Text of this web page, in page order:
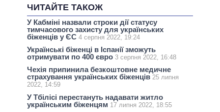
ЧИТАЙТЕ ТАКОЖ
У Кабміні назвали строки дії статусу
тимчасового захисту для українських
біженців у ЄС 4 серпня 2022, 19:24
Українські біженці в Іспанії зможуть
отримувати по 400 євро 3 серпня 2022, 16:48
Чехія припинила безкоштовне медичне
страхування українських біженців 25 липня
2022, 14:59
У Тбілісі перестануть надавати житло
українським біженцям 17 липня 2022, 18:55